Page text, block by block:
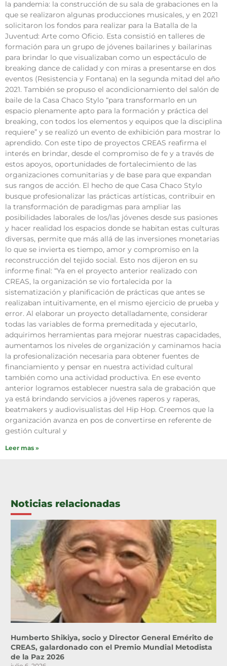
la pandemia: la construcción de su sala de grabaciones en la
que se realizaron algunas producciones musicales, y en 2021
solicitaron los fondos para realizar para la Batalla de la
Juventud: Arte como Oficio. Esta consistió en talleres de
formación para un grupo de jóvenes bailarines y bailarinas
para brindar lo que visualizaban como un espectáculo de
breaking dance de calidad y con miras a presentarse en dos
eventos (Resistencia y Fontana) en la segunda mitad del año
2021. También se propuso el acondicionamiento del salón de
baile de la Casa Chaco Stylo “para transformarlo en un
espacio plenamente apto para la formación y práctica del
breaking, con todos los elementos y equipos que la disciplina
requiere” y se realizó un evento de exhibición para mostrar lo
aprendido. Con este tipo de proyectos CREAS reafirma el
interés en brindar, desde el compromiso de fe y a través de
estos apoyos, oportunidades de fortalecimiento de las
organizaciones comunitarias y de base para que expandan
sus rangos de acción. El hecho de que Casa Chaco Stylo
busque profesionalizar las prácticas artísticas, contribuir en
la transformación de paradigmas para ampliar las
posibilidades laborales de los/las jóvenes desde sus pasiones
y hacer realidad los espacios donde se habitan estas culturas
diversas, permite que más allá de las inversiones monetarias
lo que se invierta es tiempo, amor y compromiso en la
reconstrucción del tejido social. Esto nos dijeron en su
informe final: “Ya en el proyecto anterior realizado con
CREAS, la organización se vio fortalecida por la
sistematización y planificación de prácticas que antes se
realizaban intuitivamente, en el mismo ejercicio de prueba y
error. Al elaborar un proyecto detalladamente, considerar
todas las variables de forma premeditada y ejecutarlo,
adquirimos herramientas para mejorar nuestras capacidades,
aumentamos los niveles de organización y caminamos hacia
la profesionalización necesaria para obtener fuentes de
financiamiento y pensar en nuestra actividad cultural
también como una actividad productiva. En ese evento
anterior logramos establecer nuestra sala de grabación que
ya está brindando servicios a jóvenes raperos y raperas,
beatmakers y audiovisualistas del Hip Hop. Creemos que la
organización avanza en pos de convertirse en referente de
gestión cultural y
Leer mas »
Noticias relacionadas
Humberto Shikiya, socio y Director General Emérito de
CREAS, galardonado con el Premio Mundial Metodista
de la Paz 2026